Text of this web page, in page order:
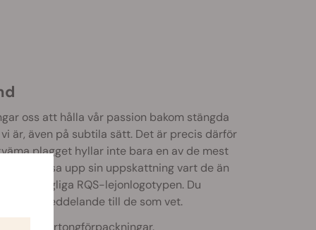
oss att hålla vår passion bakom stängda
är, även på subtila sätt. Det är precis därför
plagget hyllar inte bara en av de mest
visa upp sin uppskattning vart de än
den kungliga RQS-lejonlogotypen. Du
ut ett meddelande till de som vet.
kartongförpackningar.